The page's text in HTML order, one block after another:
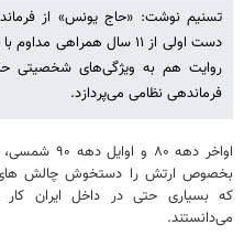
تسنیم نوشت: «حاج یونس» از
دست اولی از ۱۱ سال
روایت هم به ویژگی‌های شخصیتی
فرماندهی نظامی‌ می‌پردازد.
اواخر دهه ۸۰
بخصوص ارتش را دستخوش چالش
که بسیاری حتی در داخل ایران
می‌دانستند.